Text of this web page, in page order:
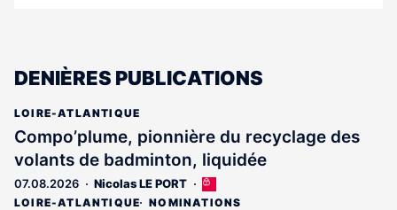
DENIÈRES PUBLICATIONS
LOIRE-ATLANTIQUE
Compo’plume, pionnière du recyclage des
volants de badminton, liquidée
07.08.2026 Nicolas LE PORT
Cet
article
LOIRE-ATLANTIQUE NOMINATIONS